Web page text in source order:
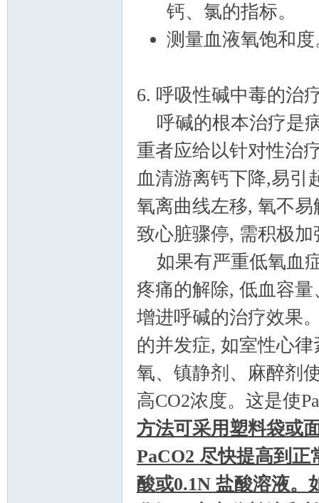
钙、氯的指标。
测量血液氧饱和度
6. 呼吸性碱中毒的治
呼碱的根本治疗是
重者应给以针对性治
血清游离钙下降,易引
氧离曲线左移, 氧不
致心脏骤停, 需积极加
如果有严重低氧血
疼痛的解除, 低血容
增进呼碱的治疗效果
的并发症, 如室性心
氧、镇静剂、麻醉剂
高CO2浓度。这是使
方法可采用塑料袋或
PaCO2 尽快提高到
酸或0.1N 盐酸溶液。